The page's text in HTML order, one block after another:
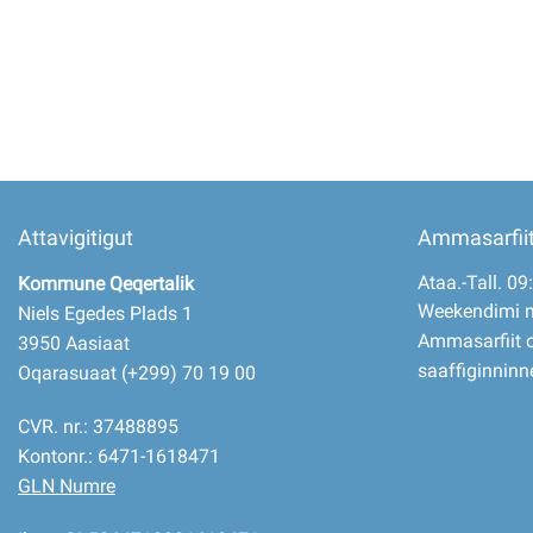
Attavigitigut
Kommune Qeqertalik
Niels Egedes Plads 1
3950 Aasiaat
Oqarasuaat (+299) 70 19 00
CVR. nr.: 37488895
Kontonr.: 6471-1618471
GLN Numre
Ataa.-Tall.
Weekendimi
Ammasarfiit